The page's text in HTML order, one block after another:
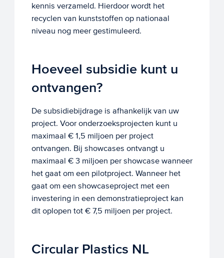
kennis verzameld. Hierdoor wordt het
recyclen van kunststoffen op nationaal
niveau nog meer gestimuleerd.
Hoeveel subsidie kunt u
ontvangen?
De subsidiebijdrage is afhankelijk van uw
project. Voor onderzoeksprojecten kunt u
maximaal € 1,5 miljoen per project
ontvangen. Bij showcases ontvangt u
maximaal € 3 miljoen per showcase wanneer
het gaat om een pilotproject. Wanneer het
gaat om een showcaseproject met een
investering in een demonstratieproject kan
dit oplopen tot € 7,5 miljoen per project.
Circular Plastics NL